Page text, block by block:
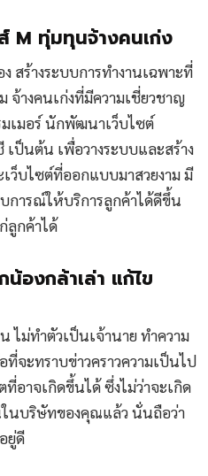
M ทุ่มทุนจ้างคนเก่ง
สร้างระบบการทำงานเฉพาะที่
จ้างคนเก่งที่มีความเชี่ยวชาญ
เมอร์ นักพัฒนาเว็บไซต์
ป็นต้น เพื่อวางระบบและสร้าง
ว็บไซต์ที่ออกแบบมาสวยงาม มี
การณ์ให้บริการลูกค้าได้ดีขึ้น
ลูกค้าได้
น้องกล้าเล่า แก้ไข
ไม่ทำตัวเป็นเจ้านาย ทำความ
จะทราบข่าวคราวความเป็นไป
อาจเกิดขึ้นได้ ซึ่งไม่ว่าจะเกิด
ในบริษัทของคุณแล้ว นั่นถือว่า
ยู่ดี